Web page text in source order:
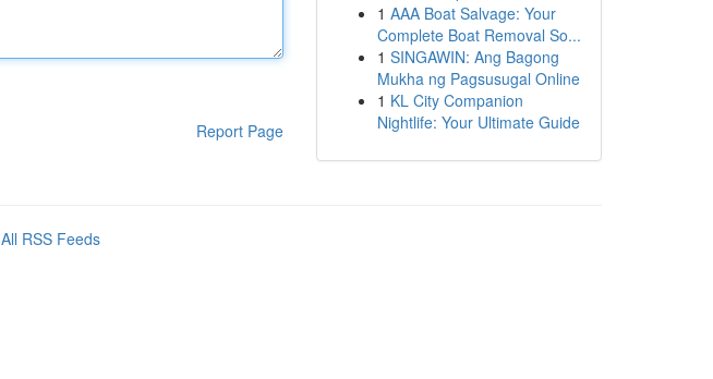
Report Page
1 AAA Boat Salvage: Your
Complete Boat Removal So...
1 SINGAWIN: Ang Bagong
Mukha ng Pagsusugal Online
1 KL City Companion
Nightlife: Your Ultimate Guide
All RSS Feeds